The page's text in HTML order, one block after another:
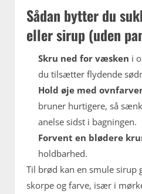
Sådan bytter du
eller sirup (uden
Skru ned for væsken i
du tilsætter flydende
Hold øje med
bruner hurtigere, så
anelse sidst i bagningen.
Forvent en blødere
holdbarhed.
Til brød kan en smule
skorpe og farve, især i